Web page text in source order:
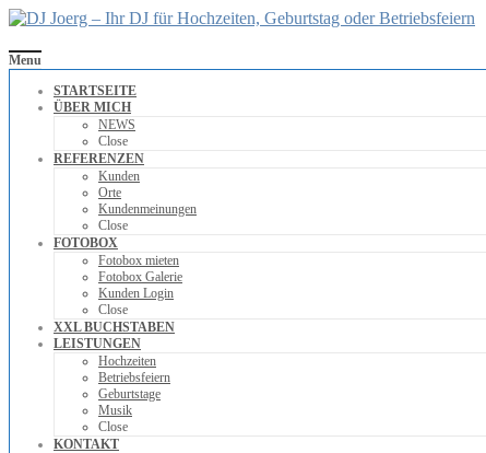
DJ
Joerg
Hochzeiten,
Geburtstag
oder
Betriebsfeiern
Erfahrung
Menu
STARTSEITE
ÜBER MICH
NEWS
Close
REFERENZEN
Kunden
Orte
Kundenmeinungen
Close
FOTOBOX
Fotobox mieten
Fotobox Galerie
Kunden Login
Close
XXL BUCHSTABEN
LEISTUNGEN
Hochzeiten
Betriebsfeiern
Geburtstage
Musik
Close
KONTAKT